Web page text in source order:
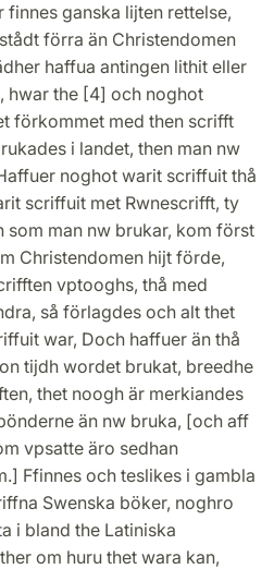
ganska lijten rettelse,
förra än Christendomen
haffua antingen lithit eller
hwar the [4] och noghot
förkommet med then scrifft
i landet, then man nw
noghot warit scriffuit thå
scriffuit met Rwnescrifft, ty
som man nw brukar, kom först
Christendomen hijt förde,
vptooghs, thå med
så förlagdes och alt thet
war, Doch haffuer än thå
tijdh wordet brukat, breedhe
thet noogh är merkiandes
än nw bruka, [och aff
vpsatte äro sedhan
Ffinnes och teslikes i gambla
Swenska böker, noghro
i bland the Latiniska
om huru thet wara kan,